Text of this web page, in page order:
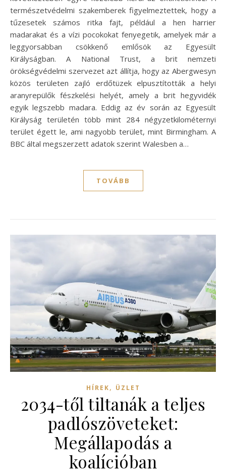
természetvédelmi szakemberek figyelmeztettek, hogy a
tűzesetek számos ritka fajt, például a hen harrier
madarakat és a vízi pocokokat fenyegetik, amelyek már a
leggyorsabban csökkenő emlősök az Egyesült
Királyságban. A National Trust, a brit nemzeti
örökségvédelmi szervezet azt állítja, hogy az Abergwesyn
közös területen zajló erdőtüzek elpusztították a helyi
aranyrepülők fészkelési helyét, amely a brit hegyvidék
egyik legszebb madara. Eddig az év során az Egyesült
Királyság területén több mint 284 négyzetkilométernyi
terület égett le, ami nagyobb terület, mint Birmingham. A
BBC által megszerzett adatok szerint Walesben a…
TOVÁBB
HÍREK, ÜZLET
2034-től tiltanák a teljes
padlószöveteket:
Megállapodás a
koalícióban